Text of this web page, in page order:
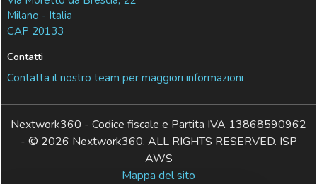
Milano - Italia
CAP 20133
Contatti
Contatta il nostro team per maggiori informazioni
Nextwork360 - Codice fiscale e Partita IVA 13868590962
- © 2026 Nextwork360. ALL RIGHTS RESERVED. ISP
AWS
Mappa del sito